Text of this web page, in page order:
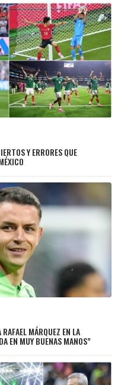
Y ERRORES QUE
MÁRQUEZ EN LA
EN MUY BUENAS MANOS”